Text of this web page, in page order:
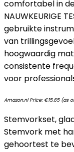
comfortabel in
NAUWKEURIGE
gebruikte
van
hoogwaardig
consistente
voor
Amazon.nl Price: €15.65(as of
Stemvorkset,
Stemvork met
gehoortest te